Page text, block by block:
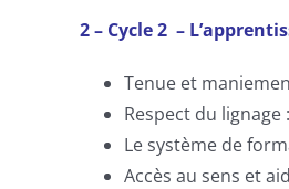
2 – Cycle 2 –
Tenue et
Respect du
Le système de
Accès au sens et